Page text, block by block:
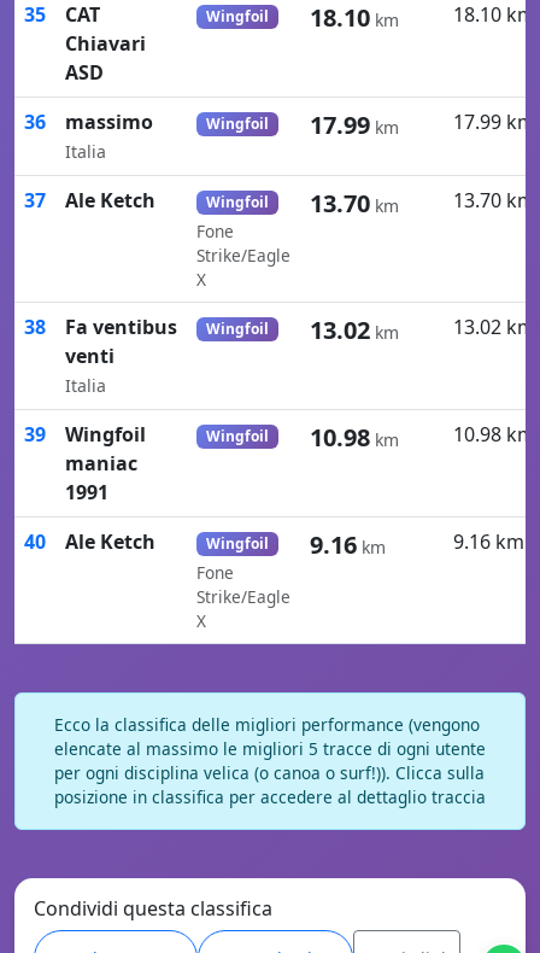
35
CAT
Chiavari
ASD
Wingfoil 18.10 km 18.10 km
36 massimo
Italia
Wingfoil 17.99 km 17.99 km
37 Ale Ketch Wingfoil
Fone
Strike/Eagle
X
13.70 km 13.70 km
38
Fa ventibus
venti
Italia
Wingfoil 13.02 km 13.02 km
39
Wingfoil
maniac
1991
Wingfoil 10.98 km 10.98 km
40 Ale Ketch Wingfoil
Fone
Strike/Eagle
X
9.16 km 9.16 km
Ecco la classifica delle migliori performance (vengono
elencate al massimo le migliori 5 tracce di ogni utente
per ogni disciplina velica (o canoa o surf!)). Clicca sulla
posizione in classifica per accedere al dettaglio traccia
Condividi questa classifica